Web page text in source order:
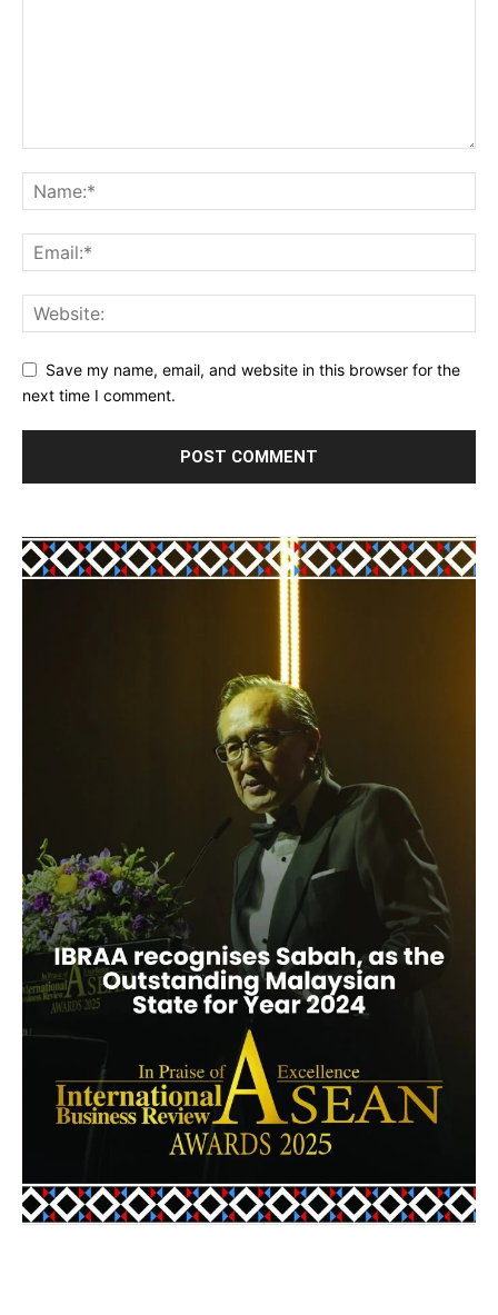
Save my name, email, and website in this browser for the
next time I comment.